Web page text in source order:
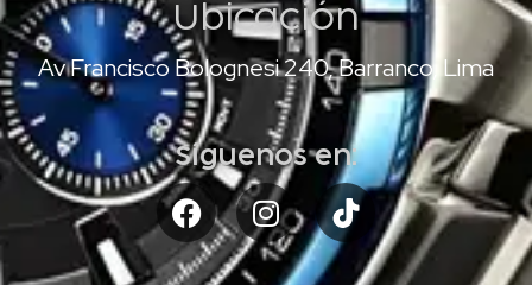
Ubicación
Av Francisco Bolognesi 240, Barranco, Lima
Síguenos en: